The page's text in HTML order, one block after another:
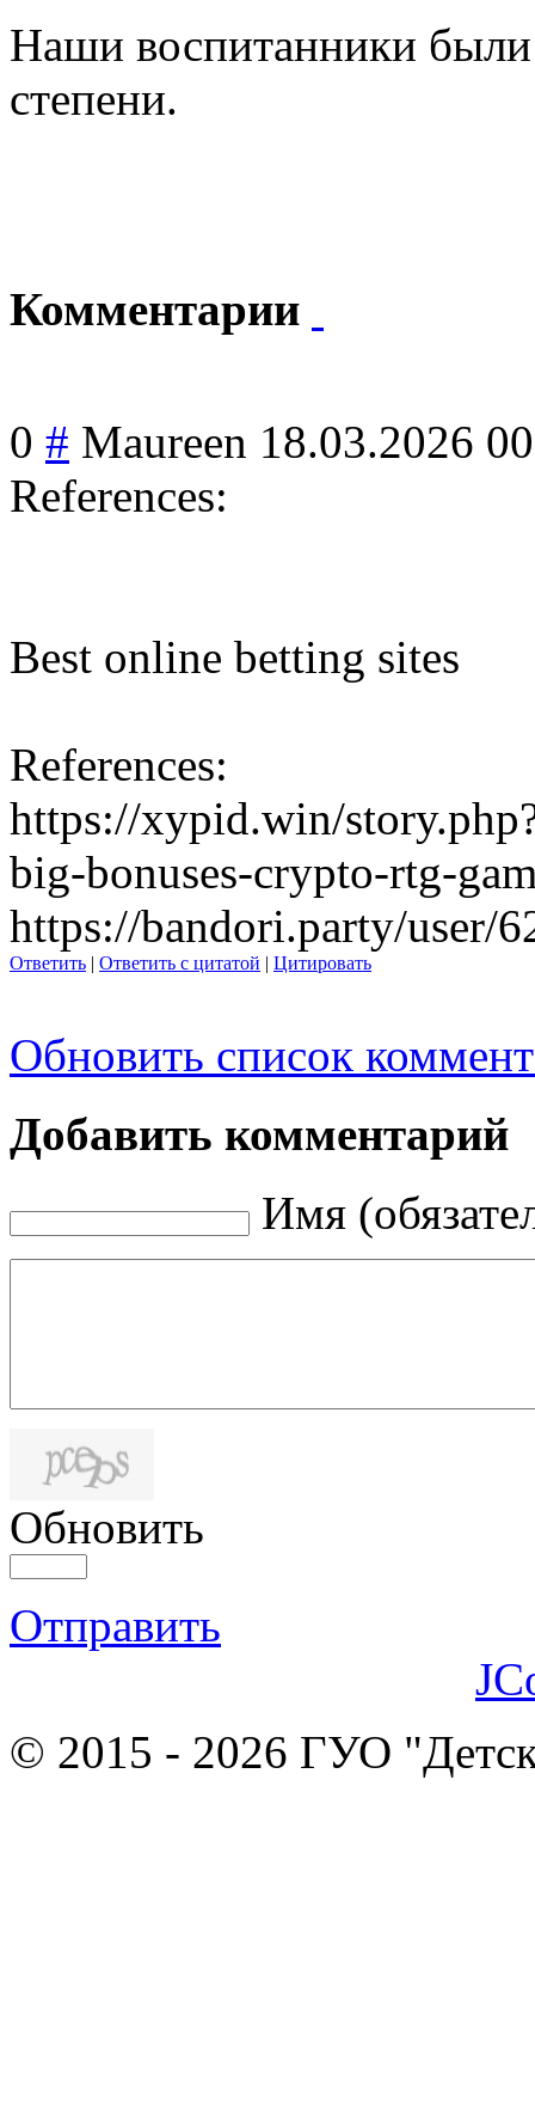
Наши воспитанники
степени.
Комментарии
0 # Maureen 18.03.2026
References:
Best online betting sites
References:
https://xypid.win/
big-bonuses-crypto-rtg-
https://bandori.party/user/
Ответить | Ответить с цитатой | Цитировать
Обновить список
Добавить комментарий
Имя
Обновить
Отправить
© 2015 - 2026 ГУО